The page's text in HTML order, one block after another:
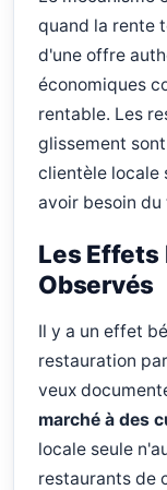
quand la rente
d'une offre
économiques
rentable. Les
glissement
clientèle locale
avoir besoin
Les Effets
Observés
Il y a un effet
restauration
veux
marché à des
locale seule
restaurants de